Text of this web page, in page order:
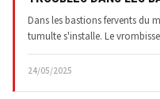
Dans les bastions fervents du
tumulte s'installe. Le
24/05/2025